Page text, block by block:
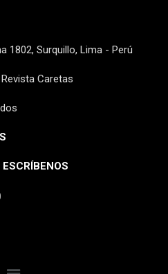
1802, Surquillo, Lima - Perú
Caretas